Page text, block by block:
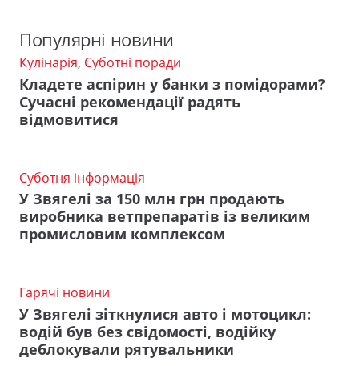
Популярні новини
Кулінарія, Суботні поради
Кладете аспірин у банки з помідорами?
Сучасні рекомендації радять
відмовитися
Суботня інформація
У Звягелі за 150 млн грн продають
виробника ветпрепаратів із великим
промисловим комплексом
Гарячі новини
У Звягелі зіткнулися авто і мотоцикл:
водій був без свідомості, водійку
деблокували рятувальники